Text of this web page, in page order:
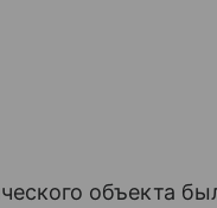
объекта